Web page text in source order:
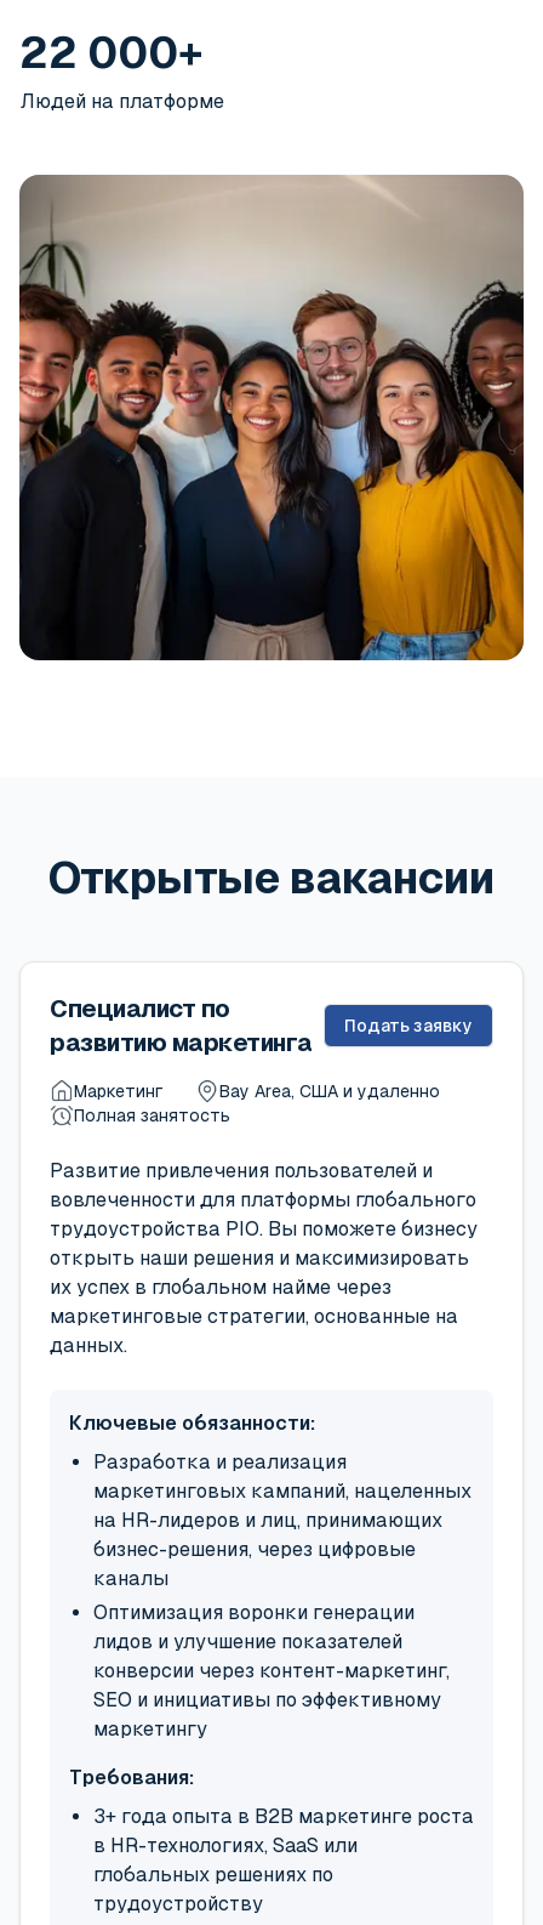
22 000+
Людей на платформе
Открытые вакансии
Специалист по
развитию маркетинга
Подать заявку
Маркетинг
Bay Area, США и удаленно
Полная занятость
Развитие привлечения пользователей и
вовлеченности для платформы глобального
трудоустройства PIO. Вы поможете бизнесу
открыть наши решения и максимизировать
их успех в глобальном найме через
маркетинговые стратегии, основанные на
данных.
Ключевые обязанности:
Разработка и реализация
маркетинговых кампаний, нацеленных
на HR-лидеров и лиц, принимающих
бизнес-решения, через цифровые
каналы
Оптимизация воронки генерации
лидов и улучшение показателей
конверсии через контент-маркетинг,
SEO и инициативы по эффективному
маркетингу
Требования:
3+ года опыта в B2B маркетинге роста
в HR-технологиях, SaaS или
глобальных решениях по
трудоустройству